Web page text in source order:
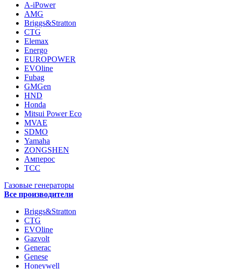
A-iPower
AMG
Briggs&Stratton
CTG
Elemax
Energo
EUROPOWER
EVOline
Fubag
GMGen
HND
Honda
Mitsui Power Eco
MVAE
SDMO
Yamaha
ZONGSHEN
Амперос
ТСС
Газовые генераторы
Все производители
Briggs&Stratton
CTG
EVOline
Gazvolt
Generac
Genese
Honeywell